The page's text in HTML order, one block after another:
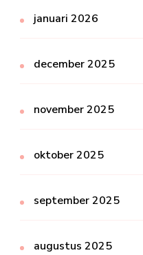
januari 2026
december 2025
november 2025
oktober 2025
september 2025
augustus 2025